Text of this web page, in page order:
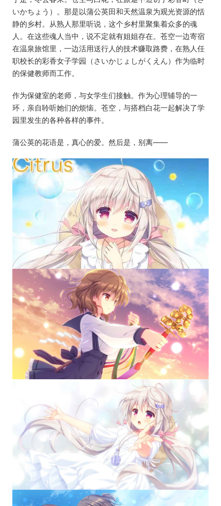
いかちょう）。那是以蒲公英田和天然温泉为观光资源的恬
静的乡村。从熟人那里听说，这个乡村里聚集着众多的魂
人。在这些魂人当中，说不定就有姐姐存在。苍空一边寄宿
在温泉旅馆里，一边活用送行人的技术赚取路费，在熟人任
职校长的彩香女子学园（さいかじょしがくえん）作为临时
的保健教师而工作。
作为保健室的老师，与女学生们接触。作为心理辅导的一
环，亲自聆听她们的烦恼。苍空，与搭档白花一起解决了学
园里发生的各种各样的事件。
蒲公英的花语是，真心的爱。然后是，别离——